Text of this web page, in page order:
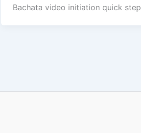
Bachata video initiation quick step